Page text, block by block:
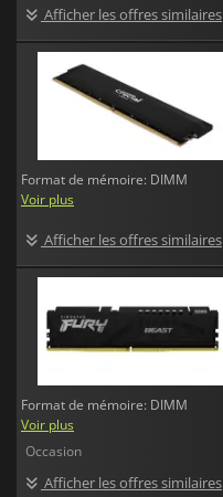
Afficher les offres similaires
Format de mémoire: DIMM
Voir plus
Afficher les offres similaires
Format de mémoire: DIMM
Voir plus
Occasion
Afficher les offres similaires